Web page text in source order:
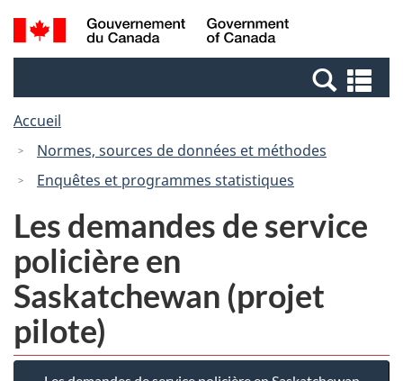
Passer
au
Passer
à
Canada
Recherche
et
et
Accueil
Normes, sources de données et méthodes
Enquêtes et programmes statistiques
Les demandes de service
policière en
Saskatchewan (projet
pilote)